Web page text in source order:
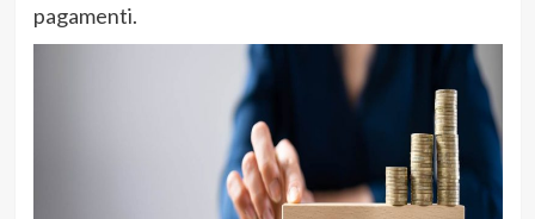
pagamenti.